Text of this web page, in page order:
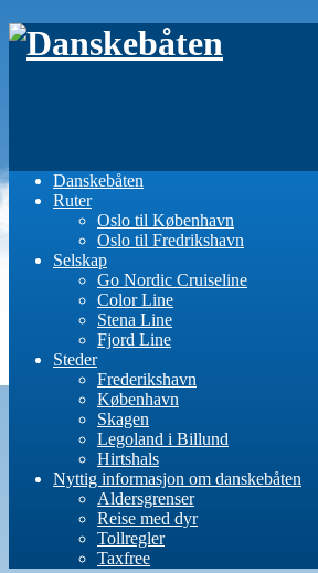
Danskebåten
Ruter
Oslo til København
Oslo til Fredrikshavn
Selskap
Go Nordic Cruiseline
Color Line
Stena Line
Fjord Line
Steder
Frederikshavn
København
Skagen
Legoland i Billund
Hirtshals
Nyttig informasjon om danskebåten
Aldersgrenser
Reise med dyr
Tollregler
Taxfree